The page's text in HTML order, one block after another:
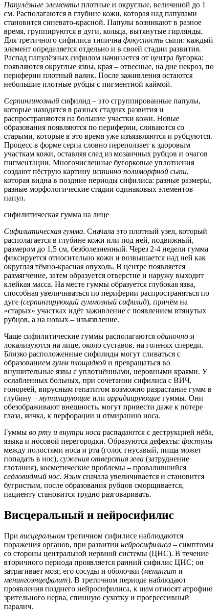
Папулёзные элементы плотные и округлые, величиной до 1
см. Располагаются в глубине кожи, которая над папулами
становится синевато-красной. Папулы возникают в разное
время, группируются в дуги, кольца, вытянутые гирлянды.
Для третичного сифилиса типична фокусность сыпи: каждый
элемент определяется отдельно и в своей стадии развития.
Распад папулёзных сифилом начинается от центра бугорка:
появляются округлые язвы, края – отвесные, на дне некроз, по
периферии плотный валик. После заживления остаются
небольшие плотные рубцы с пигментной каймой.
Серпингинозный сифилид – это сгруппированные папулы,
которые находятся в разных стадиях развития и
распространяются на большие участки кожи. Новые
образования появляются по периферии, сливаются со
старыми, которые в это время уже изъязвляются и рубцуются.
Процесс в форме серпа словно переползает к здоровым
участкам кожи, оставляя след из мозаичных рубцов и очагов
пигментации. Многочисленные бугорковые уплотнения
создают пёструю картину истинно полиморфной сыпи,
которая видна в поздние периоды сифилиса: разные размеры,
разные морфологические стадии одинаковых элементов –
папул.
сифилитическая гумма на лице
Сифилитическая гумма. Сначала это плотный узел, который
располагается в глубине кожи или под ней, подвижный,
размером до 1,5 см, безболезненный. Через 2-4 недели гумма
фиксируется относительно кожи и возвышается над ней как
округлая тёмно-красная опухоль. В центре появляется
размягчение, затем образуется отверстие и наружу выходит
клейкая масса. На месте гуммы образуется глубокая язва,
способная увеличиваться по периферии распространяться по
дуге (серпингирующий гуммозный сифилид), причём на
«старых» участках идёт заживление с появлением втянутых
рубцов, а на новых – изъязвление.
Чаще сифилитические гуммы располагаются одиночно и
локализуются на лице, около суставов, на голенях спереди.
Близко расположенные сифилиды могут сливаться с
образованием гумм площадкой и превращаться во
внушительные язвы с уплотнёнными, неровными краями. У
ослабленных больных, при сочетании сифилиса с ВИЧ,
гонореей, вирусным гепатитом возможно разрастание гумм в
глубину – мутилирующие или иррадиирующие гуммы. Они
обезображивают внешность, могут привести даже к потере
глаза, яичка, к перфорации и отмиранию носа.
Гуммы во рту и внутри носа распадаются с деструкцией нёба,
языка и носовой перегородки. Образуются дефекты: фистулы
между полостями носа и рта (голос гнусавый, пища может
попадать в нос), сужения отверстия зева (затруднение
глотания), косметические проблемы – провалившийся
седловидный нос. Языксначала увеличивается и становится
бугристым, после образования рубцов сморщивается,
пациенту становится трудно разговаривать.
Висцеральный и нейросифилис
При висцеральном третичном сифилисе наблюдаются
поражения органов, при развитии нейросифилиса – симптомы
со стороны центральной нервной системы (ЦНС). В течение
вторичного периода проявляется ранний сифилис ЦНС; он
затрагивает мозг, его сосуды и оболочки (менингит и
менингоэнцефалит). В третичном периоде наблюдают
проявления позднего нейросифилиса, к ним относят атрофию
зрительного нерва, спинную сухотку и прогрессивный
паралич.